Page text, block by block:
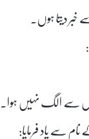
دیتا ہوں۔
سے الگ نہیں ہوا۔
سے یاد فرمایا: